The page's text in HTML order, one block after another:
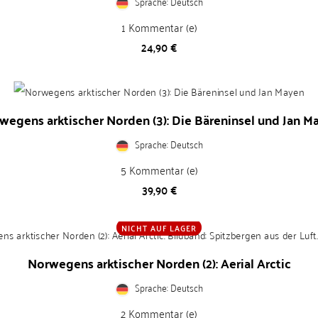
1 Kommentar (e)
Preis
24,90 €
arktischer Norden (3): Die Bäreninsel und Jan
Sprache: Deutsch
5 Kommentar (e)
Preis
39,90 €
NICHT AUF LAGER
Norwegens arktischer Norden (2): Aerial Arctic
Sprache: Deutsch
2Kommentar (e)